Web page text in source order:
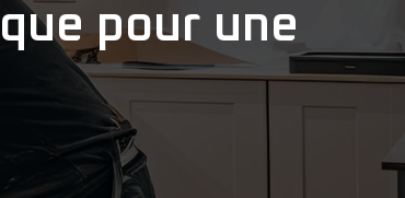
pour une